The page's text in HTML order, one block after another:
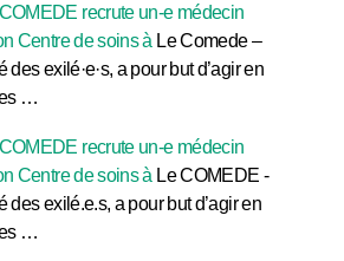
recrute un-e médecin
Centre de soins à Le Comede –
exilé·e·s, a pour but d’agir en
…
recrute un-e médecin
Centre de soins à Le COMEDE -
des exilé.e.s, a pour but d’agir en
…